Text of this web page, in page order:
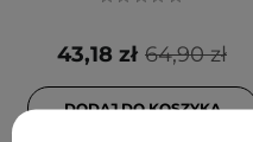
64,90 zł
43,18 zł
DODAJ DO KOSZYKA